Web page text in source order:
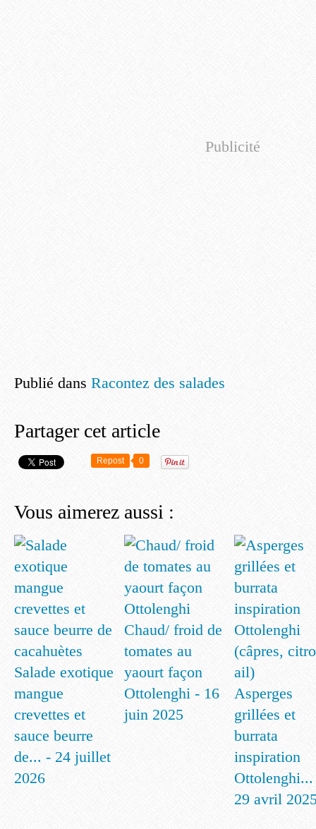
Publicité
Publié dans Racontez des salades
Partager cet article
Repost 0
Vous aimerez aussi :
Salade exotique
mangue
crevettes et
sauce beurre
de... - 24 juillet
2026
Chaud/ froid de
tomates au
yaourt façon
Ottolenghi - 16
juin 2025
Asperges
grillées et
burrata
inspiration
29 avril